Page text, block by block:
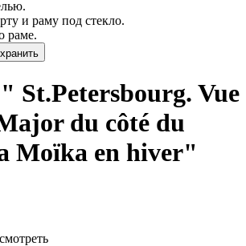
и раму под стекло.
раме.
St.Petersbourg. Vue
du côté du
Moïka en hiver"